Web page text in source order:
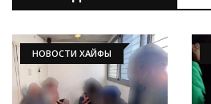
НОВОСТИ ХАЙФЫ